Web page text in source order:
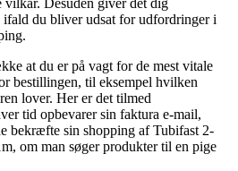
du bliver udsat for udfordringer i
at du er på vagt for de mest vitale
bestillingen, til eksempel hvilken
lover. Her er det tilmed
tid opbevarer sin faktura e-mail,
bekræfte sin shopping af Tubifast 2-
om man søger produkter til en pige